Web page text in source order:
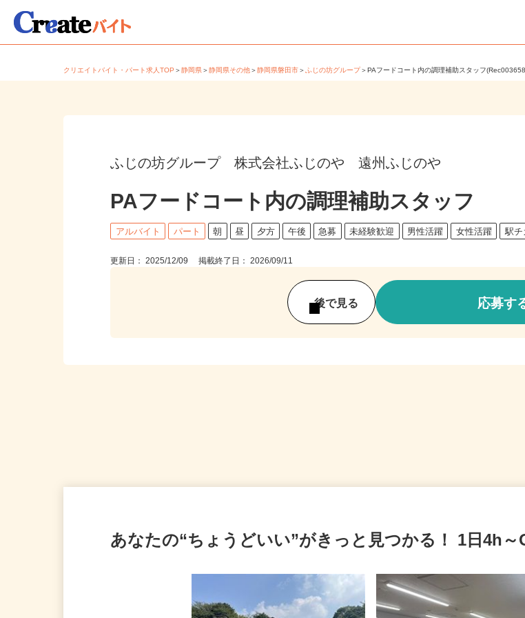
クリエイトバイト・パート求人TOP＞静岡県＞静岡県その他＞静岡県磐田市＞ふじの坊グループ＞PAフードコート内の調理補助スタッフ
ふじの坊グループ 株式会社ふじのや 遠州ふじのや
PAフードコート内の調理補助スタッフ
アルバイト パート 朝 昼 夕方 午後 急募 未経験歓迎 男性活躍 女性活躍 駅
更新日： 2025/12/09 掲載終了日： 2026/09/11
後で見る 応募す
あなたの“ちょうどいい”がきっと見つかる！ 1日4h